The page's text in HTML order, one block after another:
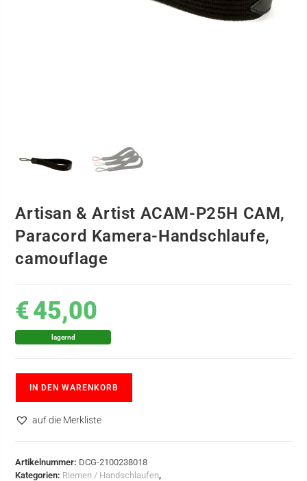
Artisan & Artist ACAM-P25H CAM,
Paracord Kamera-Handschlaufe,
camouflage
€45,00
lagernd
IN DEN WARENKORB
auf die Merkliste
Artikelnummer: DCG-2100238018
Kategorien: Riemen / Handschlaufen,